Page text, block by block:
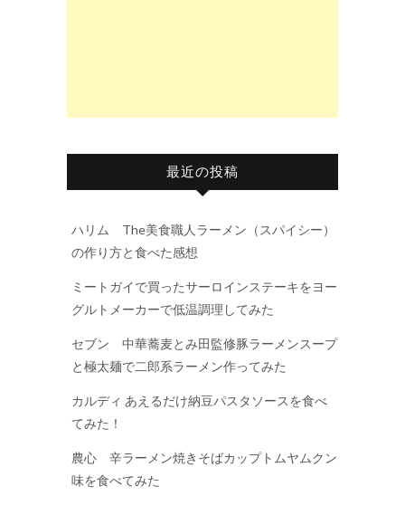
最近の投稿
ハリム The美食職人ラーメン（スパイシー）
の作り方と食べた感想
ミートガイで買ったサーロインステーキをヨー
グルトメーカーで低温調理してみた
セブン 中華蕎麦とみ田監修豚ラーメンスープ
と極太麺で二郎系ラーメン作ってみた
カルディ あえるだけ納豆パスタソースを食べ
てみた！
農心 辛ラーメン焼きそばカップトムヤムクン
味を食べてみた